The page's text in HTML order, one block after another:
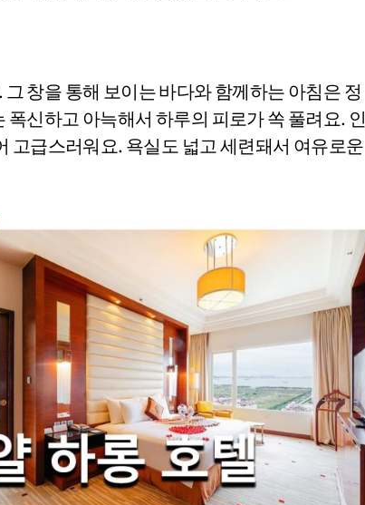
창을 통해 보이는 바다와 함께하는 아침은 정
신하고 아늑해서 하루의 피로가 쏙 풀려요. 인
고급스러워요. 욕실도 넓고 세련돼서 여유로운